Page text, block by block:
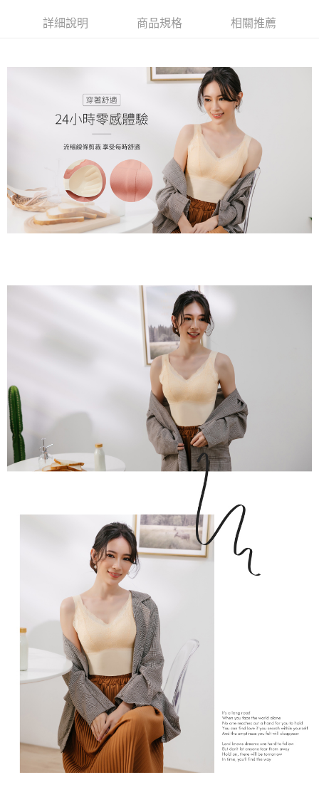
法說明評估內容。
醒簡訊。
2.透過簡訊連結打開帳單後，可選擇「超商條碼／台灣大直營門市／銀行轉
【注意事項】
1.本服務係由「台灣大哥大股份有限公司」（以下簡稱本公司）所提供，讓
用戶於交易時，得透過本服務購買商品或服務，並由商店將買賣／分期付款
買賣價金債權讓與本公司後，依約使用本公司帳單繳交帳款。
2.基於同意付款使用「大哥付你分期」之契約關係目的，商店將以您的個人
資料（包含姓名、電話或地址）提供予台灣大哥大進項蒐集、處理及利用，
由本公司與您本人進行分期帳單所需資料之確認、核對及更正。
3.完整用戶服務條款，請詳閱以下連結：https://oppay.tw/userRule
２．便利：只要手機號碼，簡訊認證，即可結帳。
１．於結帳方式選擇「AFTEE先享後付」後，將跳轉至「AFTEE先享後付」
結帳頁面，進行簡訊認證並確認金額後，即可完成結帳。
２．訂單成立數日內，您將收到繳費通知簡訊。
３．收到繳費通知簡訊後14天內，點擊此簡訊中的連結，可透過四大超商／
ATM／網路銀行／等多元方式進行付款，方視為交易完成。
※ 請注意：結帳手續完成當下不需立刻繳費，但若您需要取消訂單，請聯絡
購買商品的店家。未經商家同意取消之訂單仍視為有效，需透過AFTEE先享
後付繳納相關費用。
※ 交易是否成功請以「AFTEE先享後付 」之結帳頁面顯示為準，若有關於
是否繳費成功／繳費後需取消欲退款等相關疑問，請聯繫「AFTEE先享後付
客戶支援中心」https://netprotections.freshdesk.com/support/home
【注意事項】
https://aftee.tw/terms/#terms3
３．未成年的使用者請事先徵得法定代理人或監護人之同意方可使用
「AFTEE先享後付」，若未經同意申辦者引起之損失，本公司不負相關責
４．使用「AFTEE先享後付」時，將依據個別帳號之用戶狀況，依本公司即
時審查核予不同之上限額度；若仍有額度不足之情形，本公司將視審查結果
５．嚴禁一人註冊多個帳號或使用他人資訊註冊。若發現惡意使用之情形，
恩沛科技股份有限公司將有權停止該用戶之使用額度並採取法律行動。
會員帳號後，即可在購物車使用 Hami Point 折抵消費金額 (1點等於1元)。
ATM付款
每筆NT$80，滿NT$499(含以上)免運費
付款後全家取貨
每筆NT$80，滿NT$499(含以上)免運費
萊爾富取貨付款
每筆NT$80，滿NT$799(含以上)免運費
每筆NT$80，滿NT$799(含以上)免運費
每筆NT$80，滿NT$799(含以上)免運費
每筆NT$90
宅配/離島不配送
每筆NT$80，滿NT$890(含以上)免運費
黑貓貨到付款
國家/地區配送
詳細說明 商品規格 相關推薦